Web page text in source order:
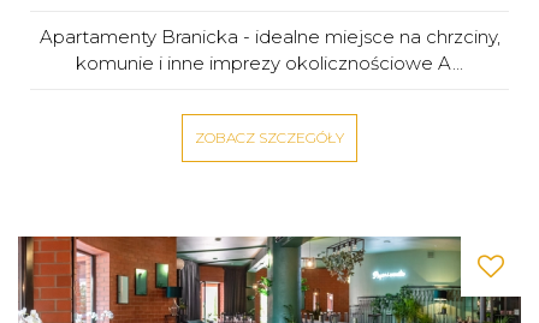
Apartamenty Branicka - idealne miejsce na chrzciny,
komunie i inne imprezy okolicznościowe A...
ZOBACZ SZCZEGÓŁY